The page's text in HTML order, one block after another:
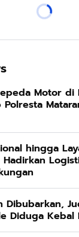
Motor
Polresta
hingga
Dibubarkan,
Diduga Kebal